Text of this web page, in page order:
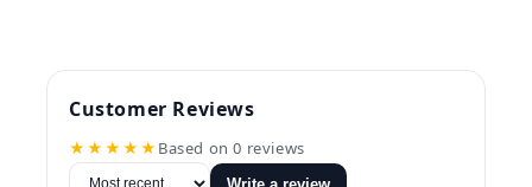
Customer Reviews
★★★★★ Based on 0 reviews